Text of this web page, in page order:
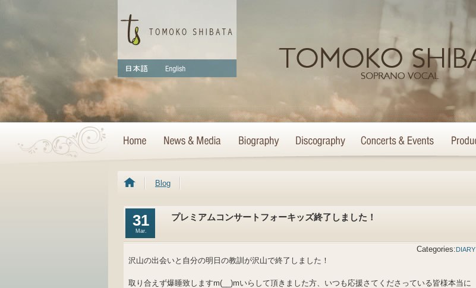
Blog
31
Mar.
プレミアムコンサートフォーキッズ終了しました！
Categories:DIARY
沢山の出会いと自分の明日の教訓が沢山で終了しました！
取り合えず爆睡致しますm(__)mいらして頂きました方、いつも応援さてくださっている皆様本当に